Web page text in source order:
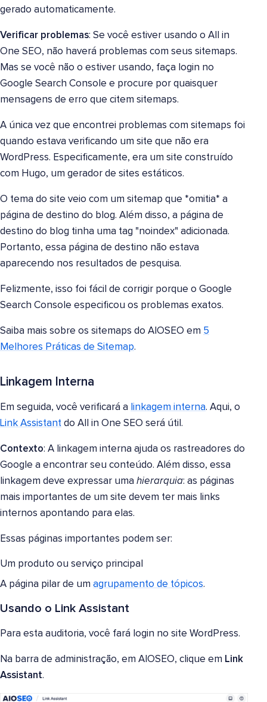
gerado automaticamente.
Verificar problemas: Se você estiver usando o All in
One SEO, não haverá problemas com seus sitemaps.
Mas se você não o estiver usando, faça login no
Google Search Console e procure por quaisquer
mensagens de erro que citem sitemaps.
A única vez que encontrei problemas com sitemaps foi
quando estava verificando um site que não era
WordPress. Especificamente, era um site construído
com Hugo, um gerador de sites estáticos.
O tema do site veio com um sitemap que *omitia* a
página de destino do blog. Além disso, a página de
destino do blog tinha uma tag "noindex" adicionada.
Portanto, essa página de destino não estava
aparecendo nos resultados de pesquisa.
Felizmente, isso foi fácil de corrigir porque o Google
Search Console especificou os problemas exatos.
Saiba mais sobre os sitemaps do AIOSEO em 5
Melhores Práticas de Sitemap.
Linkagem Interna
Em seguida, você verificará a linkagem interna. Aqui, o
Link Assistant do All in One SEO será útil.
Contexto: A linkagem interna ajuda os rastreadores do
Google a encontrar seu conteúdo. Além disso, essa
linkagem deve expressar uma hierarquia: as páginas
mais importantes de um site devem ter mais links
internos apontando para elas.
Essas páginas importantes podem ser:
Um produto ou serviço principal
A página pilar de um agrupamento de tópicos.
Usando o Link Assistant
Para esta auditoria, você fará login no site WordPress.
Na barra de administração, em AIOSEO, clique em Link
Assistant.